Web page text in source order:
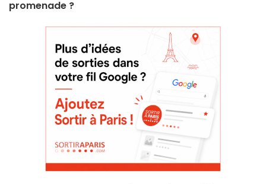
promenade ?